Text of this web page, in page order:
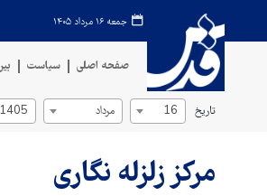
جمعه ۱۶ مرداد ۱۴۰۵
صفحه اصلی سیاست
تاریخ 16 مرداد 1405
مرکز زلزله نگاری